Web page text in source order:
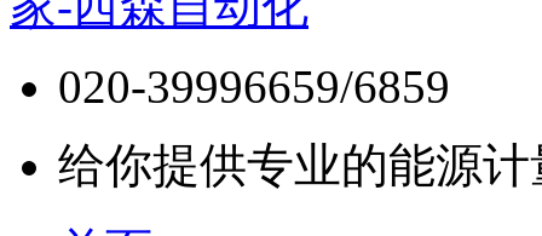
020-39996659/6859
给你提供专业的能源